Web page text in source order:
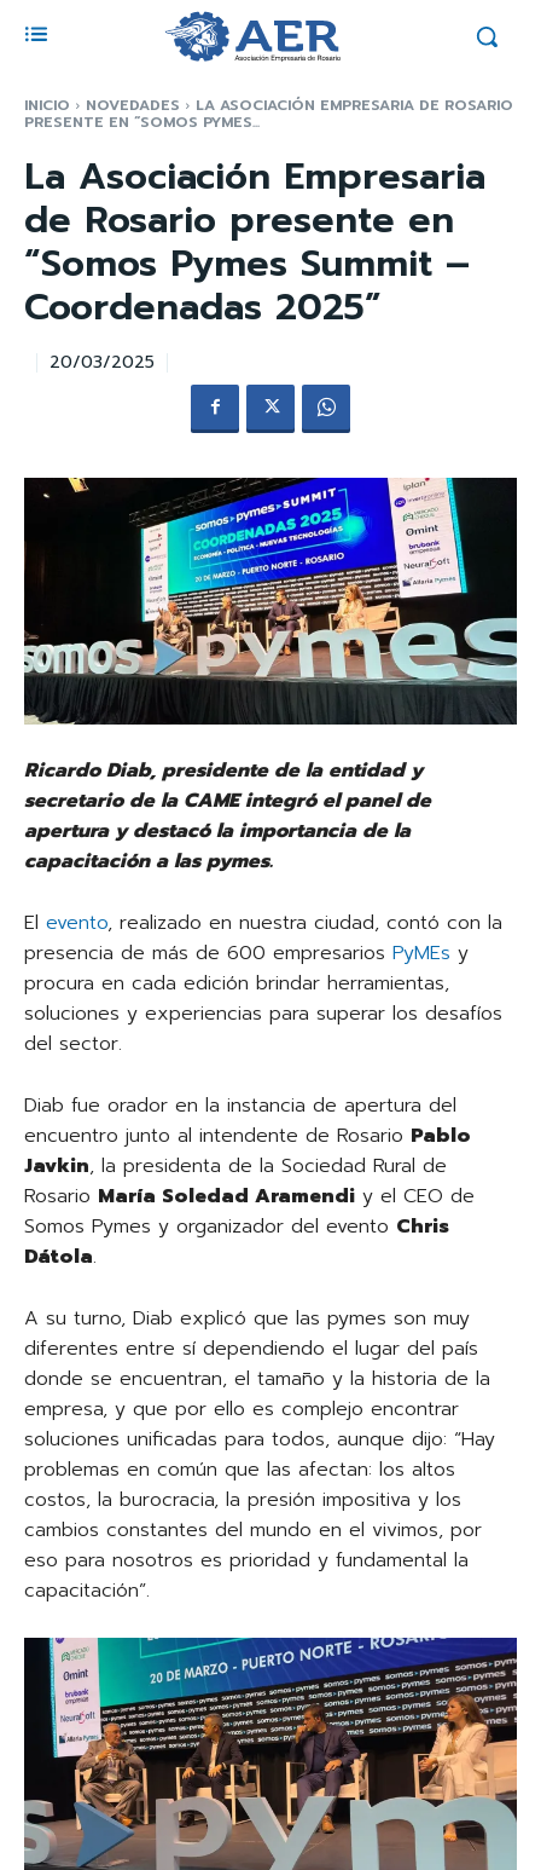
INICIO NOVEDADES LA ASOCIACIÓN EMPRESARIA DE ROSARIO
PRESENTE EN “SOMOS PYMES...
La Asociación Empresaria
de Rosario presente en
“Somos Pymes Summit –
Coordenadas 2025”
20/03/2025
Ricardo Diab, presidente de la entidad y
secretario de la CAME integró el panel de
apertura y destacó la importancia de la
capacitación a las pymes.
El evento, realizado en nuestra ciudad, contó con la
presencia de más de 600 empresarios PyMEs y
procura en cada edición brindar herramientas,
soluciones y experiencias para superar los desafíos
del sector.
Diab fue orador en la instancia de apertura del
encuentro junto al intendente de Rosario Pablo
Javkin, la presidenta de la Sociedad Rural de
Rosario María Soledad Aramendi y el CEO de
Somos Pymes y organizador del evento Chris
Dátola.
A su turno, Diab explicó que las pymes son muy
diferentes entre sí dependiendo el lugar del país
donde se encuentran, el tamaño y la historia de la
empresa, y que por ello es complejo encontrar
soluciones unificadas para todos, aunque dijo: “Hay
problemas en común que las afectan: los altos
costos, la burocracia, la presión impositiva y los
cambios constantes del mundo en el vivimos, por
eso para nosotros es prioridad y fundamental la
capacitación”.